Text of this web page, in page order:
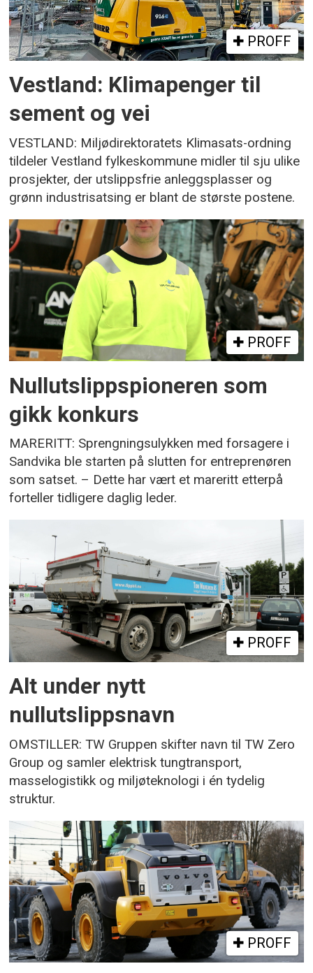
PROFF
Vestland: Klimapenger til
sement og vei
VESTLAND: Miljødirektoratets Klimasats-ordning
tildeler Vestland fylkeskommune midler til sju ulike
prosjekter, der utslippsfrie anleggsplasser og
grønn industrisatsing er blant de største postene.
PROFF
Nullutslippspioneren som
gikk konkurs
MARERITT: Sprengningsulykken med forsagere i
Sandvika ble starten på slutten for entreprenøren
som satset. – Dette har vært et mareritt etterpå
forteller tidligere daglig leder.
PROFF
Alt under nytt
nullutslippsnavn
OMSTILLER: TW Gruppen skifter navn til TW Zero
Group og samler elektrisk tungtransport,
masselogistikk og miljøteknologi i én tydelig
struktur.
PROFF